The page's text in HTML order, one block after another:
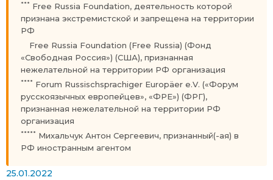
*** Free Russia Foundation, деятельность которой
признана экстремистской и запрещена на территории
РФ
Free Russia Foundation (Free Russia) (Фонд
«Свободная Россия») (США), признанная
нежелательной на территории РФ организация
**** Forum Russischsprachiger Europäer e.V. («Форум
русскоязычных европейцев», «ФРЕ») (ФРГ),
признанная нежелательной на территории РФ
организация
***** Михальчук Антон Сергеевич, признанный(-ая) в
РФ иностранным агентом
25.01.2022